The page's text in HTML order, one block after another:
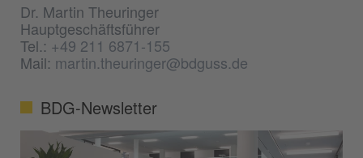
Dr. Martin Theuringer
Hauptgeschäftsführer
Tel.:+49 211 6871-155
Mail: martin.theuringer@bdguss.de
BDG-Newsletter